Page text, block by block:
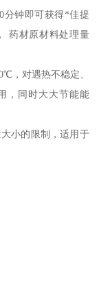
分钟即可获得*佳提
药材原材料处理量
，对遇热不稳定、
，同时大大节能能
小的限制，适用于